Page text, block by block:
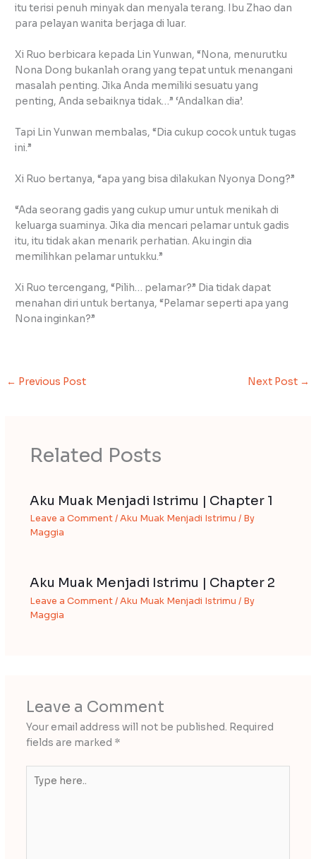
itu terisi penuh minyak dan menyala terang. Ibu Zhao dan
para pelayan wanita berjaga di luar.
Xi Ruo berbicara kepada Lin Yunwan, “Nona, menurutku
Nona Dong bukanlah orang yang tepat untuk menangani
masalah penting. Jika Anda memiliki sesuatu yang
penting, Anda sebaiknya tidak…” ‘Andalkan dia’.
Tapi Lin Yunwan membalas, “Dia cukup cocok untuk tugas
ini.”
Xi Ruo bertanya, “apa yang bisa dilakukan Nyonya Dong?”
“Ada seorang gadis yang cukup umur untuk menikah di
keluarga suaminya. Jika dia mencari pelamar untuk gadis
itu, itu tidak akan menarik perhatian. Aku ingin dia
memilihkan pelamar untukku.”
Xi Ruo tercengang, “Pilih… pelamar?” Dia tidak dapat
menahan diri untuk bertanya, “Pelamar seperti apa yang
Nona inginkan?”
← Previous Post Next Post →
Related Posts
Aku Muak Menjadi Istrimu | Chapter 1
Leave a Comment /Aku Muak Menjadi Istrimu / By
Maggia
Aku Muak Menjadi Istrimu | Chapter 2
Leave a Comment /Aku Muak Menjadi Istrimu / By
Maggia
Leave a Comment
Your email address will not be published. Required
fields are marked *
here..